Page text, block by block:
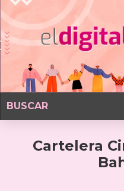
Cartelera